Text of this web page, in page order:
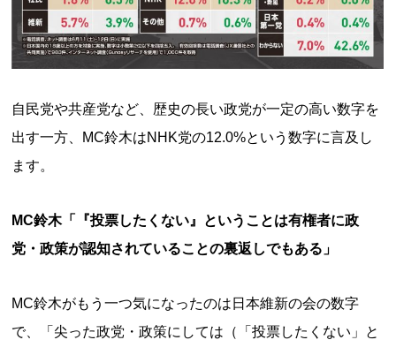
自民党や共産党など、歴史の長い政党が一定の高い数字を
出す一方、MC鈴木はNHK党の12.0%という数字に言及し
ます。
MC鈴木「『投票したくない』ということは有権者に政
党・政策が認知されていることの裏返しでもある」
MC鈴木がもう一つ気になったのは日本維新の会の数字
で、「尖った政党・政策にしては（「投票したくない」と